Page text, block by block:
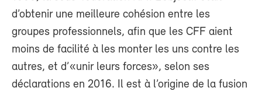
d’obtenir une meilleure cohésion entre les
groupes professionnels, afin que les CFF aient
moins de facilité à les monter les uns contre les
autres, et d’«unir leurs forces», selon ses
déclarations en 2016. Il est à l’origine de la fusion